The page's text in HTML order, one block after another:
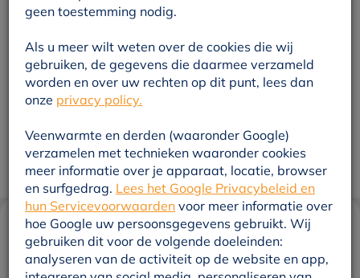
Veenwarmte zet handtekening
geen toestemming nodig.
Als u meer wilt weten over de cookies die wij
gebruiken, de gegevens die daarmee verzameld
worden en over uw rechten op dit punt, lees dan
onze privacy policy.
Veenwarmte en derden (waaronder Google)
verzamelen met technieken waaronder cookies
meer informatie over je apparaat, locatie, browser
en surfgedrag. Lees het Google Privacybeleid en
hun Servicevoorwaarden voor meer informatie over
hoe Google uw persoonsgegevens gebruikt. Wij
gebruiken dit voor de volgende doeleinden:
analyseren van de activiteit op de website en app,